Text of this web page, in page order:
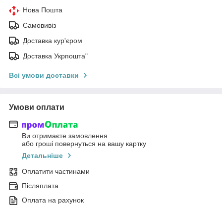
Нова Пошта
Самовивіз
Доставка кур'єром
Доставка Укрпошта"
Всі умови доставки
Умови оплати
Ви отримаєте замовлення
або гроші повернуться на вашу картку
Детальніше
Оплатити частинами
Післяплата
Оплата на рахунок